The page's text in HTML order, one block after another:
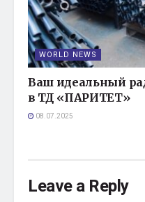
WORLD NEWS
Ваш идеальный
в ТД «ПАРИТЕТ»
08.07.2025
Leave a Reply